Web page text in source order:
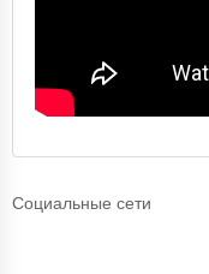
Социальные сети